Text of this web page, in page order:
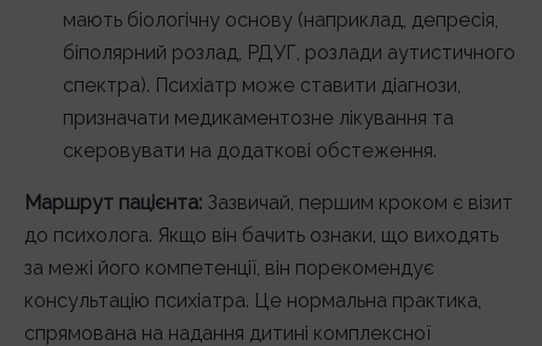
мають біологічну основу (наприклад, депресія,
біполярний розлад, РДУГ, розлади аутистичного
спектра). Психіатр може ставити діагнози,
призначати медикаментозне лікування та
скеровувати на додаткові обстеження.
Маршрут пацієнта: Зазвичай, першим кроком є візит
до психолога. Якщо він бачить ознаки, що виходять
за межі його компетенції, він порекомендує
консультацію психіатра. Це нормальна практика,
спрямована на надання дитині комплексної